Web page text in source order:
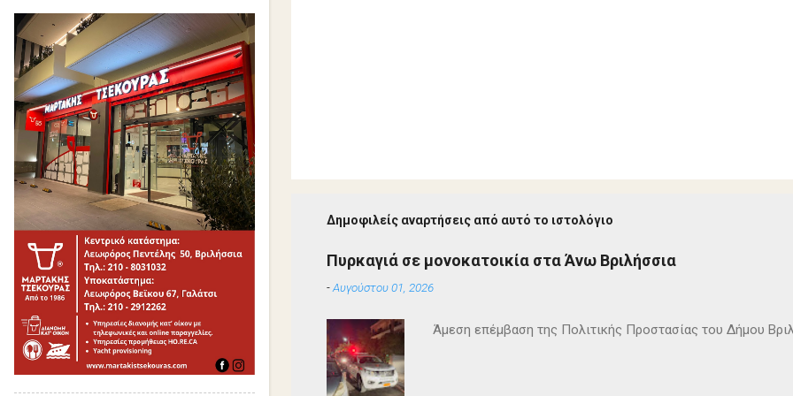
Δημοφιλείς αναρτήσεις από αυτό το ιστολόγιο
Πυρκαγιά σε μονοκατοικία στα Άνω Βριλήσσια
-Αυγούστου 01, 2026
Άμεση επέμβαση της Πολιτικής Προστασίας του Δήμου